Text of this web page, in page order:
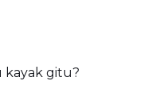
kayak gitu?